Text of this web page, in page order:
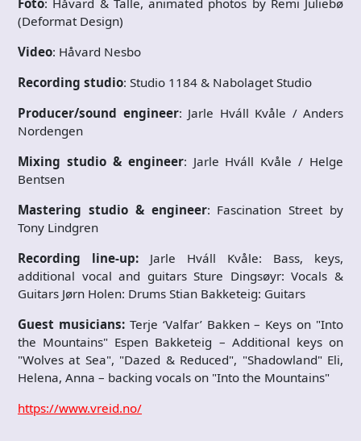
(Deformat Design)
Video: Håvard Nesbo
Recording studio: Studio 1184 & Nabolaget Studio
Producer/sound engineer: Jarle Hváll Kvåle / Anders
Nordengen
Mixing studio & engineer: Jarle Hváll Kvåle / Helge
Bentsen
Mastering studio & engineer: Fascination Street by
Tony Lindgren
Recording line-up: Jarle Hváll Kvåle: Bass, keys,
additional vocal and guitars Sture Dingsøyr: Vocals &
Guitars Jørn Holen: Drums Stian Bakketeig: Guitars
Guest musicians: Terje ‘Valfar’ Bakken – Keys on "Into
the Mountains" Espen Bakketeig – Additional keys on
"Wolves at Sea", "Dazed & Reduced", "Shadowland" Eli,
Helena, Anna – backing vocals on "Into the Mountains"
https://www.vreid.no/